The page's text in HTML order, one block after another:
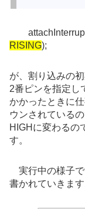
RISING);
が、割り込みの
2番ピンを指定し
かかったときに
ウンされている
HIGHに変わるの
す。
実行中の様子で
書かれていきます